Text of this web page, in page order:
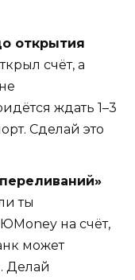
открытия
счёт, а
ждать 1–3
Сделай это
ты
на счёт,
может
Делай